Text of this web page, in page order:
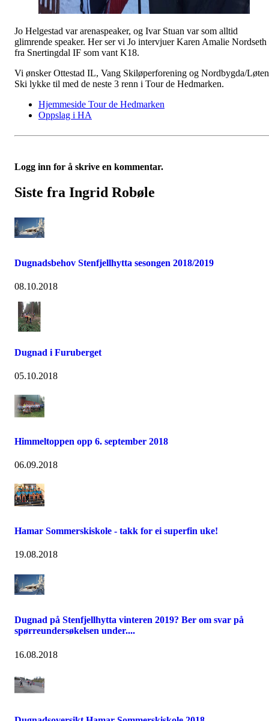
Jo Helgestad var arenaspeaker, og Ivar Stuan var som alltid
glimrende speaker. Her ser vi Jo intervjuer Karen Amalie Nordseth
fra Snertingdal IF som vant K18.
Vi ønsker Ottestad IL, Vang Skiløperforening og Nordbygda/Løten
Ski lykke til med de neste 3 renn i Tour de Hedmarken.
Hjemmeside Tour de Hedmarken
Oppslag i HA
Logg inn for å skrive en kommentar.
Siste fra Ingrid Robøle
Dugnadsbehov Stenfjellhytta sesongen 2018/2019
08.10.2018
Dugnad i Furuberget
05.10.2018
Himmeltoppen opp 6. september 2018
06.09.2018
Hamar Sommerskiskole - takk for ei superfin uke!
19.08.2018
Dugnad på Stenfjellhytta vinteren 2019? Ber om svar på
spørreundersøkelsen under....
16.08.2018